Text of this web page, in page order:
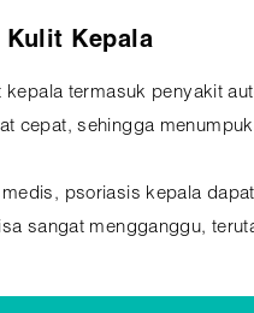
Kulit Kepala
kepala termasuk penyakit
cepat, sehingga
medis, psoriasis kepala
sangat mengganggu,